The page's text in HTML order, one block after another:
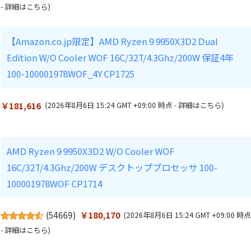
-詳細はこちら)
【Amazon.co.jp限定】AMD Ryzen 9 9950X3D2 Dual
Edition W/O Cooler WOF 16C/32T/4.3Ghz/200W 保証4年
100-100001978WOF_4Y CP1725
￥181,616 (2026年8月6日 15:24 GMT +09:00 時点 -詳細はこちら)
AMD Ryzen 9 9950X3D2 W/O Cooler WOF
16C/32T/4.3Ghz/200W デスクトッププロセッサ 100-
100001978WOF CP1714
(54669) ￥180,170 (2026年8月6日 15:24 GMT +09:00 時点
-詳細はこちら)